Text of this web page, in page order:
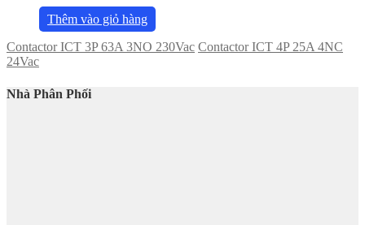
Thêm vào giỏ hàng
Contactor ICT 3P 63A 3NO 230Vac Contactor ICT 4P 25A 4NC
24Vac
Nhà Phân Phối